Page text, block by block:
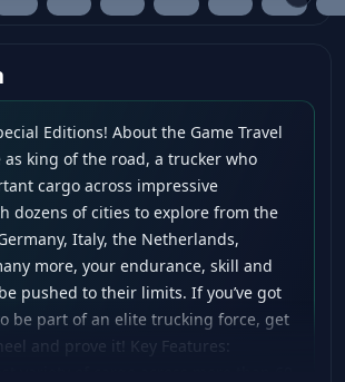
Editions! About the Game Travel
as king of the road, a trucker who
cargo across impressive
dozens of cities to explore from the
Italy, the Netherlands,
more, your endurance, skill and
pushed to their limits. If you’ve got
be part of an elite trucking force, get
and prove it! Key Features: